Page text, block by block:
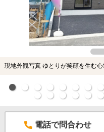
現地外観写真 ゆとりが笑顔を生む
電話で問合わせ